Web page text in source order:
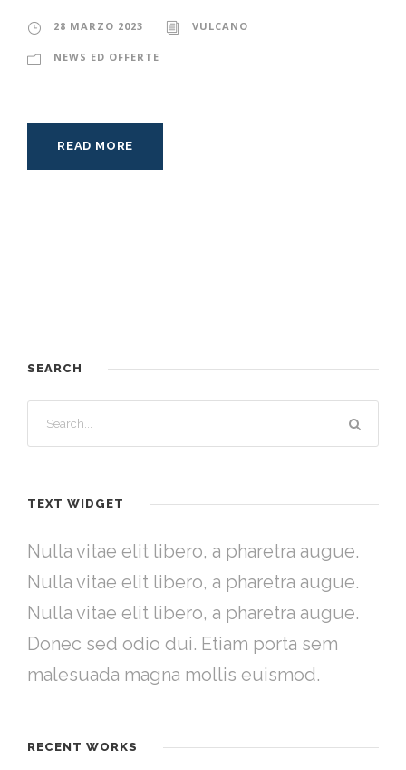
28 MARZO 2023 VULCANO
NEWS ED OFFERTE
READ MORE
SEARCH
TEXT WIDGET
Nulla vitae elit libero, a pharetra augue.
Nulla vitae elit libero, a pharetra augue.
Nulla vitae elit libero, a pharetra augue.
Donec sed odio dui. Etiam porta sem
malesuada magna mollis euismod.
RECENT WORKS